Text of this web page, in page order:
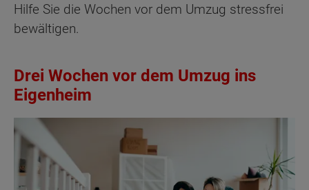
Hilfe Sie die Wochen vor dem Umzug stressfrei
bewältigen.
Drei Wochen vor dem Umzug ins
Eigenheim